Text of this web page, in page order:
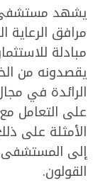
يشهد مستشفى
مرافق الرعاية
مبادلة
يقصدونه من
الرائدة في
على التعامل
الأمثلة على
إلى
القولون.